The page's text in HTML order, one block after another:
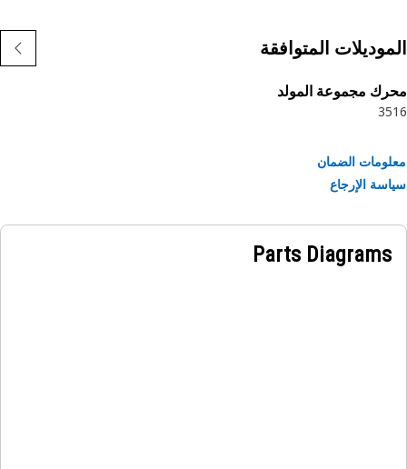
المتوافقة
مجموعة المولد
الضمان
الإرجاع
Parts Diagrams